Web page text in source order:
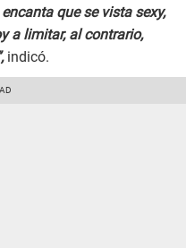
que se vista sexy,
a limitar, al contrario,
indicó.